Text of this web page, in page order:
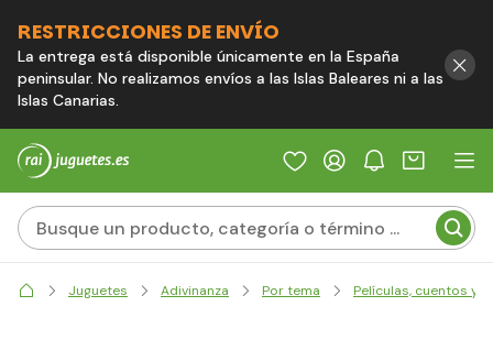
RESTRICCIONES DE ENVÍO
La entrega está disponible únicamente en la España
peninsular. No realizamos envíos a las Islas Baleares ni a las
Islas Canarias.
Juguetes Adivinanza Por tema Películas, cuentos y